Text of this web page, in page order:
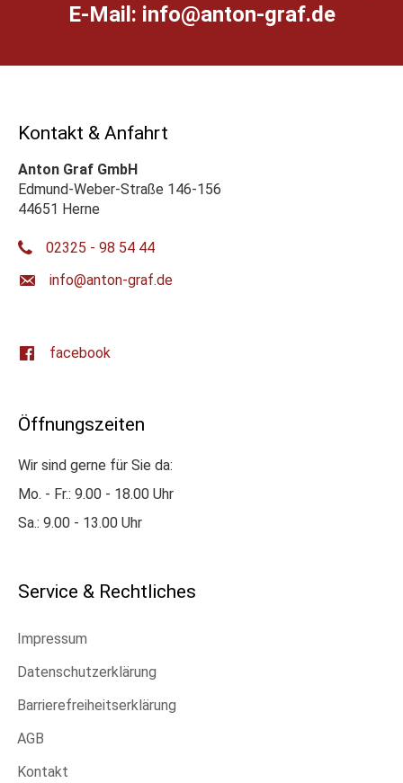
E-Mail: ed.farg-notna@ofni
Kontakt & Anfahrt
Anton Graf GmbH
Edmund-Weber-Straße 146-156
44651 Herne
02325 - 98 54 44
ed.farg-notna@ofni
facebook
Öffnungszeiten
Wir sind gerne für Sie da:
Mo. - Fr.: 9.00 - 18.00 Uhr
Sa.: 9.00 - 13.00 Uhr
Service & Rechtliches
Impressum
Datenschutzerklärung
Barrierefreiheitserklärung
AGB
Kontakt